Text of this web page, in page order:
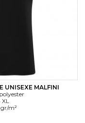
UNISEXE MALFINI
XL
gr/m²